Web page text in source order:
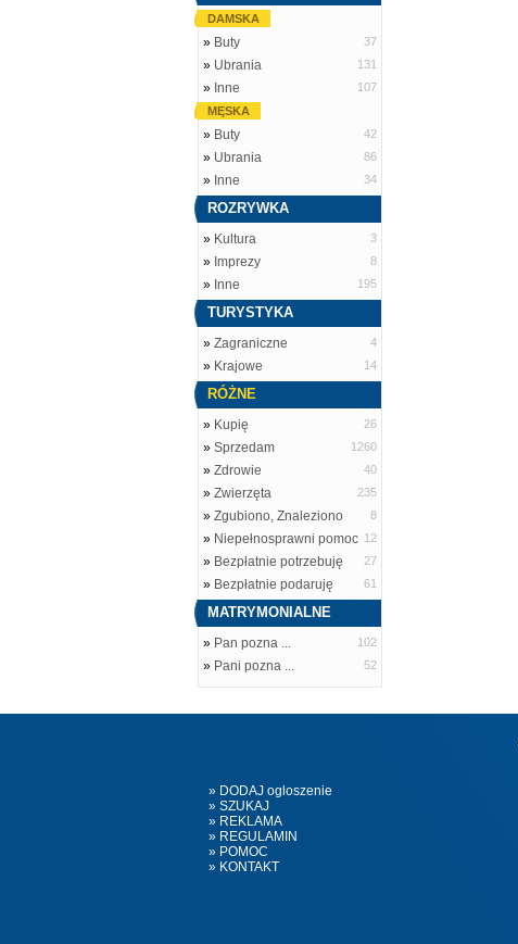
DAMSKA
» Buty 37
» Ubrania 131
» Inne
107
MĘSKA
» Buty 42
» Ubrania 86
» Inne 34
ROZRYWKA
» Kultura 3
» Imprezy 8
» Inne 195
TURYSTYKA
» Zagraniczne 4
» Krajowe 14
RÓŻNE
» Kupię 26
» Sprzedam 1260
» Zdrowie 40
» Zwierzęta 235
» Zgubiono, Znaleziono 8
» Niepełnosprawni pomoc 12
» Bezpłatnie potrzebuję 27
» Bezpłatnie podaruję 61
MATRYMONIALNE
» Pan pozna ... 102
» Pani pozna ... 52
» DODAJ ogloszenie
» SZUKAJ
» REKLAMA
» REGULAMIN
» POMOC
» KONTAKT